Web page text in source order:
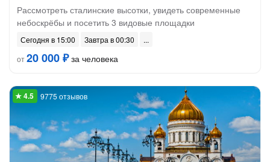
Рассмотреть сталинские высотки, увидеть современные
небоскрёбы и посетить 3 видовые площадки
Сегодня в 15:00
Завтра в 00:30
от20 000 ₽за человека
9775 отзывов